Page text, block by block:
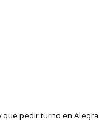
que pedir turno en